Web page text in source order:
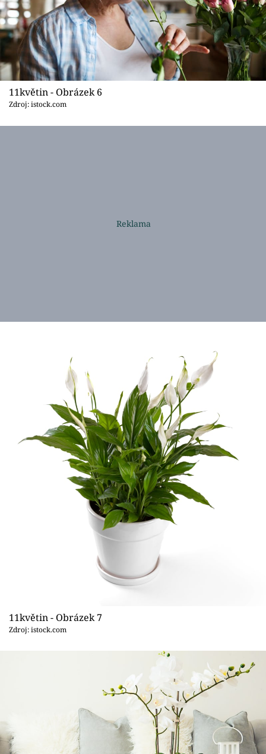
11květin - Obrázek 6
Zdroj: istock.com
11květin - Obrázek 7
Zdroj: istock.com